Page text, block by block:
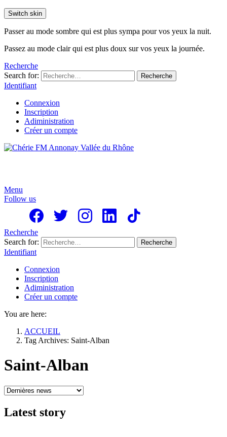
Switch skin
Passer au mode sombre qui est plus sympa pour vos yeux la nuit.
Passez au mode clair qui est plus doux sur vos yeux la journée.
Recherche
Search for:
Recherche
Identifiant
Connexion
Inscription
Adiministration
Créer un compte
Menu
Follow us
Recherche
Search for:
Recherche
Identifiant
Connexion
Inscription
Adiministration
Créer un compte
You are here:
ACCUEIL
Tag Archives: Saint-Alban
Saint-Alban
Latest story